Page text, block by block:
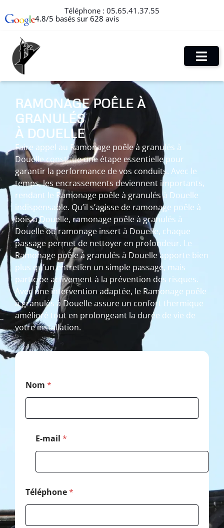
Téléphone : 05.65.41.37.55
4.8/5 basés sur 628 avis
RAMONAGE POÊLE À
GRANULÉS
À DOUELLE
Faire appel au Ramonage poêle à granulés à
Douelle constitue une étape essentielle pour
garantir la performance de vos conduits. Avec le
temps, les encrassements deviennent importants,
rendant le Ramonage poêle à granulés à Douelle
indispensable. Qu’il s’agisse de ramonage poêle à
bois à Douelle, ramonage poêle à granulés à
Douelle ou ramonage insert à Douelle, chaque
passage permet de nettoyer en profondeur. Le
Ramonage poêle à granulés à Douelle apporte bien
plus qu’un entretien un simple passage, mais
participe activement à la prévention des risques.
Avec une intervention adaptée, le Ramonage poêle
à granulés à Douelle assure un confort thermique
amélioré tout en prolongeant la durée de vie de
votre installation.
Nom *
E-mail *
Téléphone*